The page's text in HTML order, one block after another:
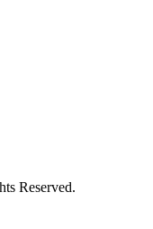
Reserved.